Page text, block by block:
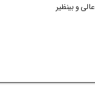
عالی و بینظیر